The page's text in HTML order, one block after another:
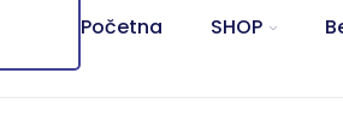
Početna SHOP